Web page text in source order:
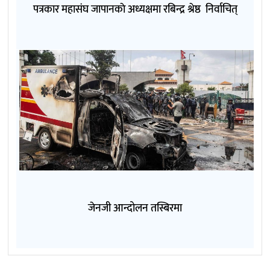
पत्रकार महासंघ जापानकाे अध्यक्षमा रबिन्द्र श्रेष्ठ निर्वाचित्
जेनजी आन्दोलन तस्बिरमा